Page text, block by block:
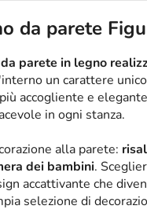
da parete
parete in legno
un carattere
accogliente e
in ogni stanza.
alla parete:
dei bambini.
accattivante che
selezione di